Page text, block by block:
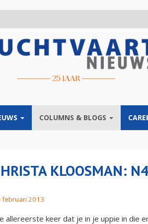
COLUMNS & BLOGS
KLOOSMAN:
februari 2013
allereerste keer dat je in je uppie in die